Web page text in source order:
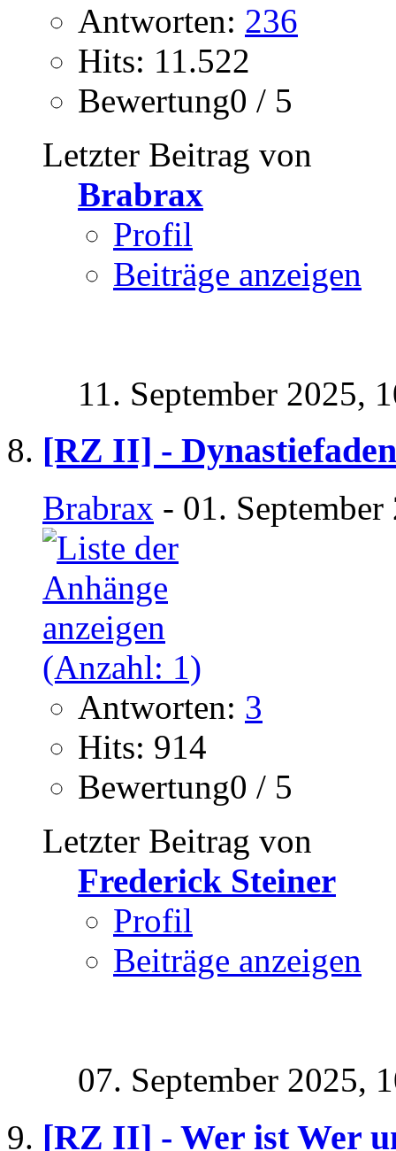
Antworten: 236
Hits: 11.522
Bewertung0 / 5
Letzter Beitrag von
Brabrax
Profil
Beiträge anzeigen
11. September 2025,
[RZ II] -
Brabrax - 01.
Antworten: 3
Hits: 914
Bewertung0 / 5
Letzter Beitrag von
Frederick Steiner
Profil
Beiträge anzeigen
07. September 2025,
[RZ II] - Wer ist Wer